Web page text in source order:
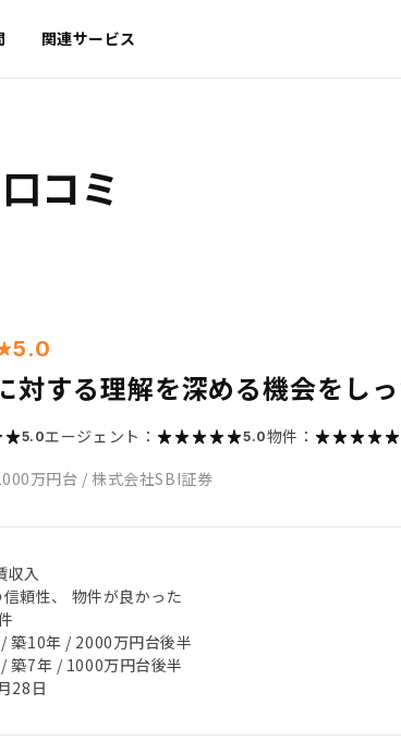
関連サービス
コミ
5.0
対する理解を深める機会をし
5.0エージェント： 5.0物件：
万円台 / 株式会社SBI証券
収入
頼性、 物件が良かった
築10年 / 2000万円台後半
築7年 / 1000万円台後半
28日